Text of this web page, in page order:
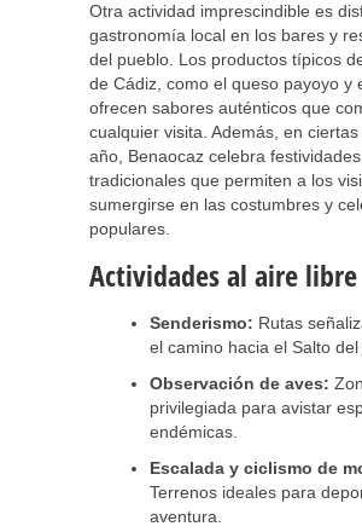
Otra actividad imprescindible es
gastronomía local en los bares y
del pueblo. Los productos típicos
de Cádiz, como el queso payoyo y
ofrecen sabores auténticos que
cualquier visita. Además, en
año, Benaocaz celebra festividades
tradicionales que permiten a los
sumergirse en las costumbres y
populares.
Actividades al aire libre
Senderismo: Rutas
el camino hacia el Salto del
Observación de aves:
privilegiada para avistar
endémicas.
Escalada y ciclismo de
Terrenos ideales para
aventura.